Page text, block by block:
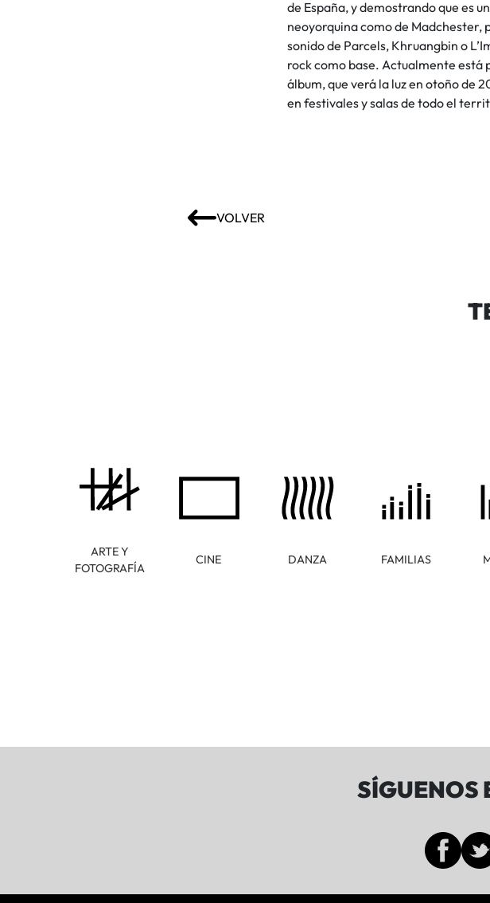
de España, y demostrando que es
neoyorquina como de Madchester,
sonido de Parcels, Khruangbin o
rock como base. Actualmente está
álbum, que verá la luz en otoño de
en festivales y salas de todo el
VOLVER
ARTE Y
FOTOGRAFÍA
CINE DANZA FAMILIAS
SÍGUENOS